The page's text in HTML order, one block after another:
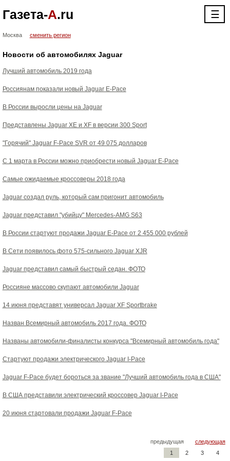
Газета-А.ru ☰
Москва сменить регион
Новости об автомобилях Jaguar
Лучший автомобиль 2019 года
Россиянам показали новый Jaguar E-Pace
В России выросли цены на Jaguar
Представлены Jaguar XE и XF в версии 300 Sport
"Горячий" Jaguar F-Pace SVR от 49 075 долларов
С 1 марта в России можно приобрести новый Jaguar E-Pace
Самые ожидаемые кроссоверы 2018 года
Jaguar создал руль, который сам пригонит автомобиль
Jaguar представил "убийцу" Mercedes-AMG S63‍
В России стартуют продажи Jaguar E-Pace от 2 455 000 рублей
В Сети появилось фото 575-сильного Jaguar XJR
Jaguar представил самый быстрый седан. ФОТО
Россияне массово скупают автомобили Jaguar
14 июня представят универсал Jaguar XF Sportbrake
Назван Всемирный автомобиль 2017 года. ФОТО
Названы автомобили-финалисты конкурса "Всемирный автомобиль года"
Стартуют продажи электрического Jaguar I-Pace
Jaguar F-Pace будет бороться за звание "Лучший автомобиль года в США"
В США представили электрический кроссовер Jaguar I-Pace
20 июня стартовали продажи Jaguar F-Pace
предыдущая
следующая
1
2 3 4